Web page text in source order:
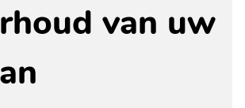
van uw